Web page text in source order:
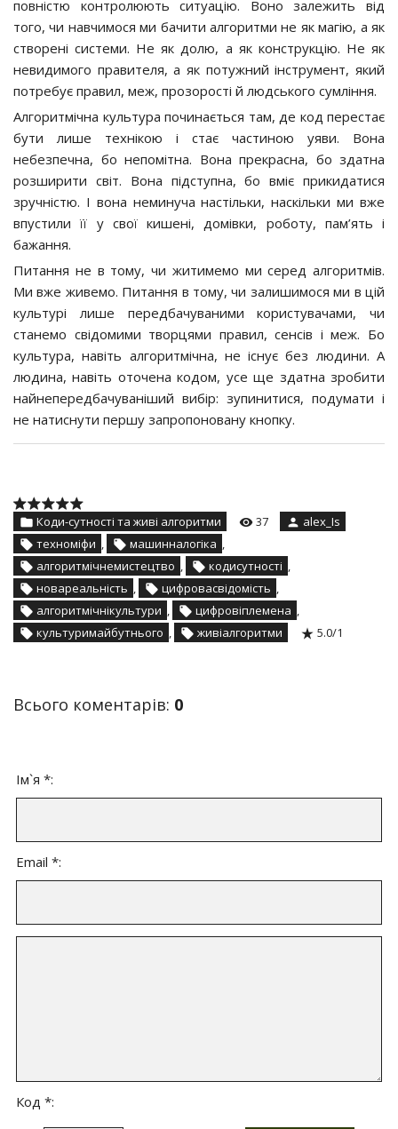
повністю контролюють ситуацію. Воно залежить від
того, чи навчимося ми бачити алгоритми не як магію, а як
створені системи. Не як долю, а як конструкцію. Не як
невидимого правителя, а як потужний інструмент, який
потребує правил, меж, прозорості й людського сумління.
Алгоритмічна культура починається там, де код перестає
бути лише технікою і стає частиною уяви. Вона
небезпечна, бо непомітна. Вона прекрасна, бо здатна
розширити світ. Вона підступна, бо вміє прикидатися
зручністю. І вона неминуча настільки, наскільки ми вже
впустили її у свої кишені, домівки, роботу, пам’ять і
бажання.
Питання не в тому, чи житимемо ми серед алгоритмів.
Ми вже живемо. Питання в тому, чи залишимося ми в цій
культурі лише передбачуваними користувачами, чи
станемо свідомими творцями правил, сенсів і меж. Бо
культура, навіть алгоритмічна, не існує без людини. А
людина, навіть оточена кодом, усе ще здатна зробити
найнепередбачуваніший вибір: зупинитися, подумати і
не натиснути першу запропоновану кнопку.
Коди-сутності та живі алгоритми 37
alex_Is
техноміфи , машинналогіка ,
алгоритмічнемистецтво , кодисутності ,
новареальність , цифровасвідомість ,
алгоритмічнікультури , цифровіплемена ,
культуримайбутнього , живіалгоритми 5.0/1
Всього коментарів: 0
Ім`я *:
Email *:
Код *: